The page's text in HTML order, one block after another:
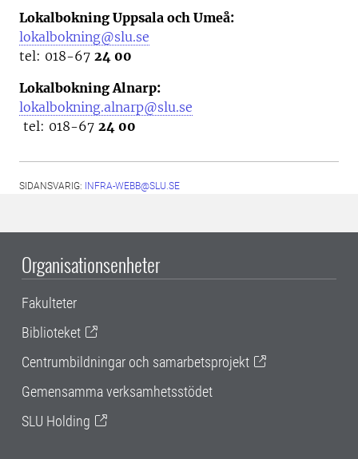
Lokalbokning Uppsala och Umeå:
lokalbokning@slu.se
tel: 018-67 24 00
Lokalbokning Alnarp:
lokalbokning.alnarp@slu.se
tel: 018-67 24 00
SIDANSVARIG: INFRA-WEBB@SLU.SE
Organisationsenheter
Fakulteter
Biblioteket
Centrumbildningar och samarbetsprojekt
Gemensamma verksamhetsstödet
SLU Holding